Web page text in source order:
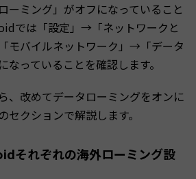
ーミング」がオフになっていること
では「設定」→「ネットワークと
モバイルネットワーク」→「データ
なっていることを確認します。
、改めてデータローミングをオンに
クションで解説します。
それぞれの海外ローミング設